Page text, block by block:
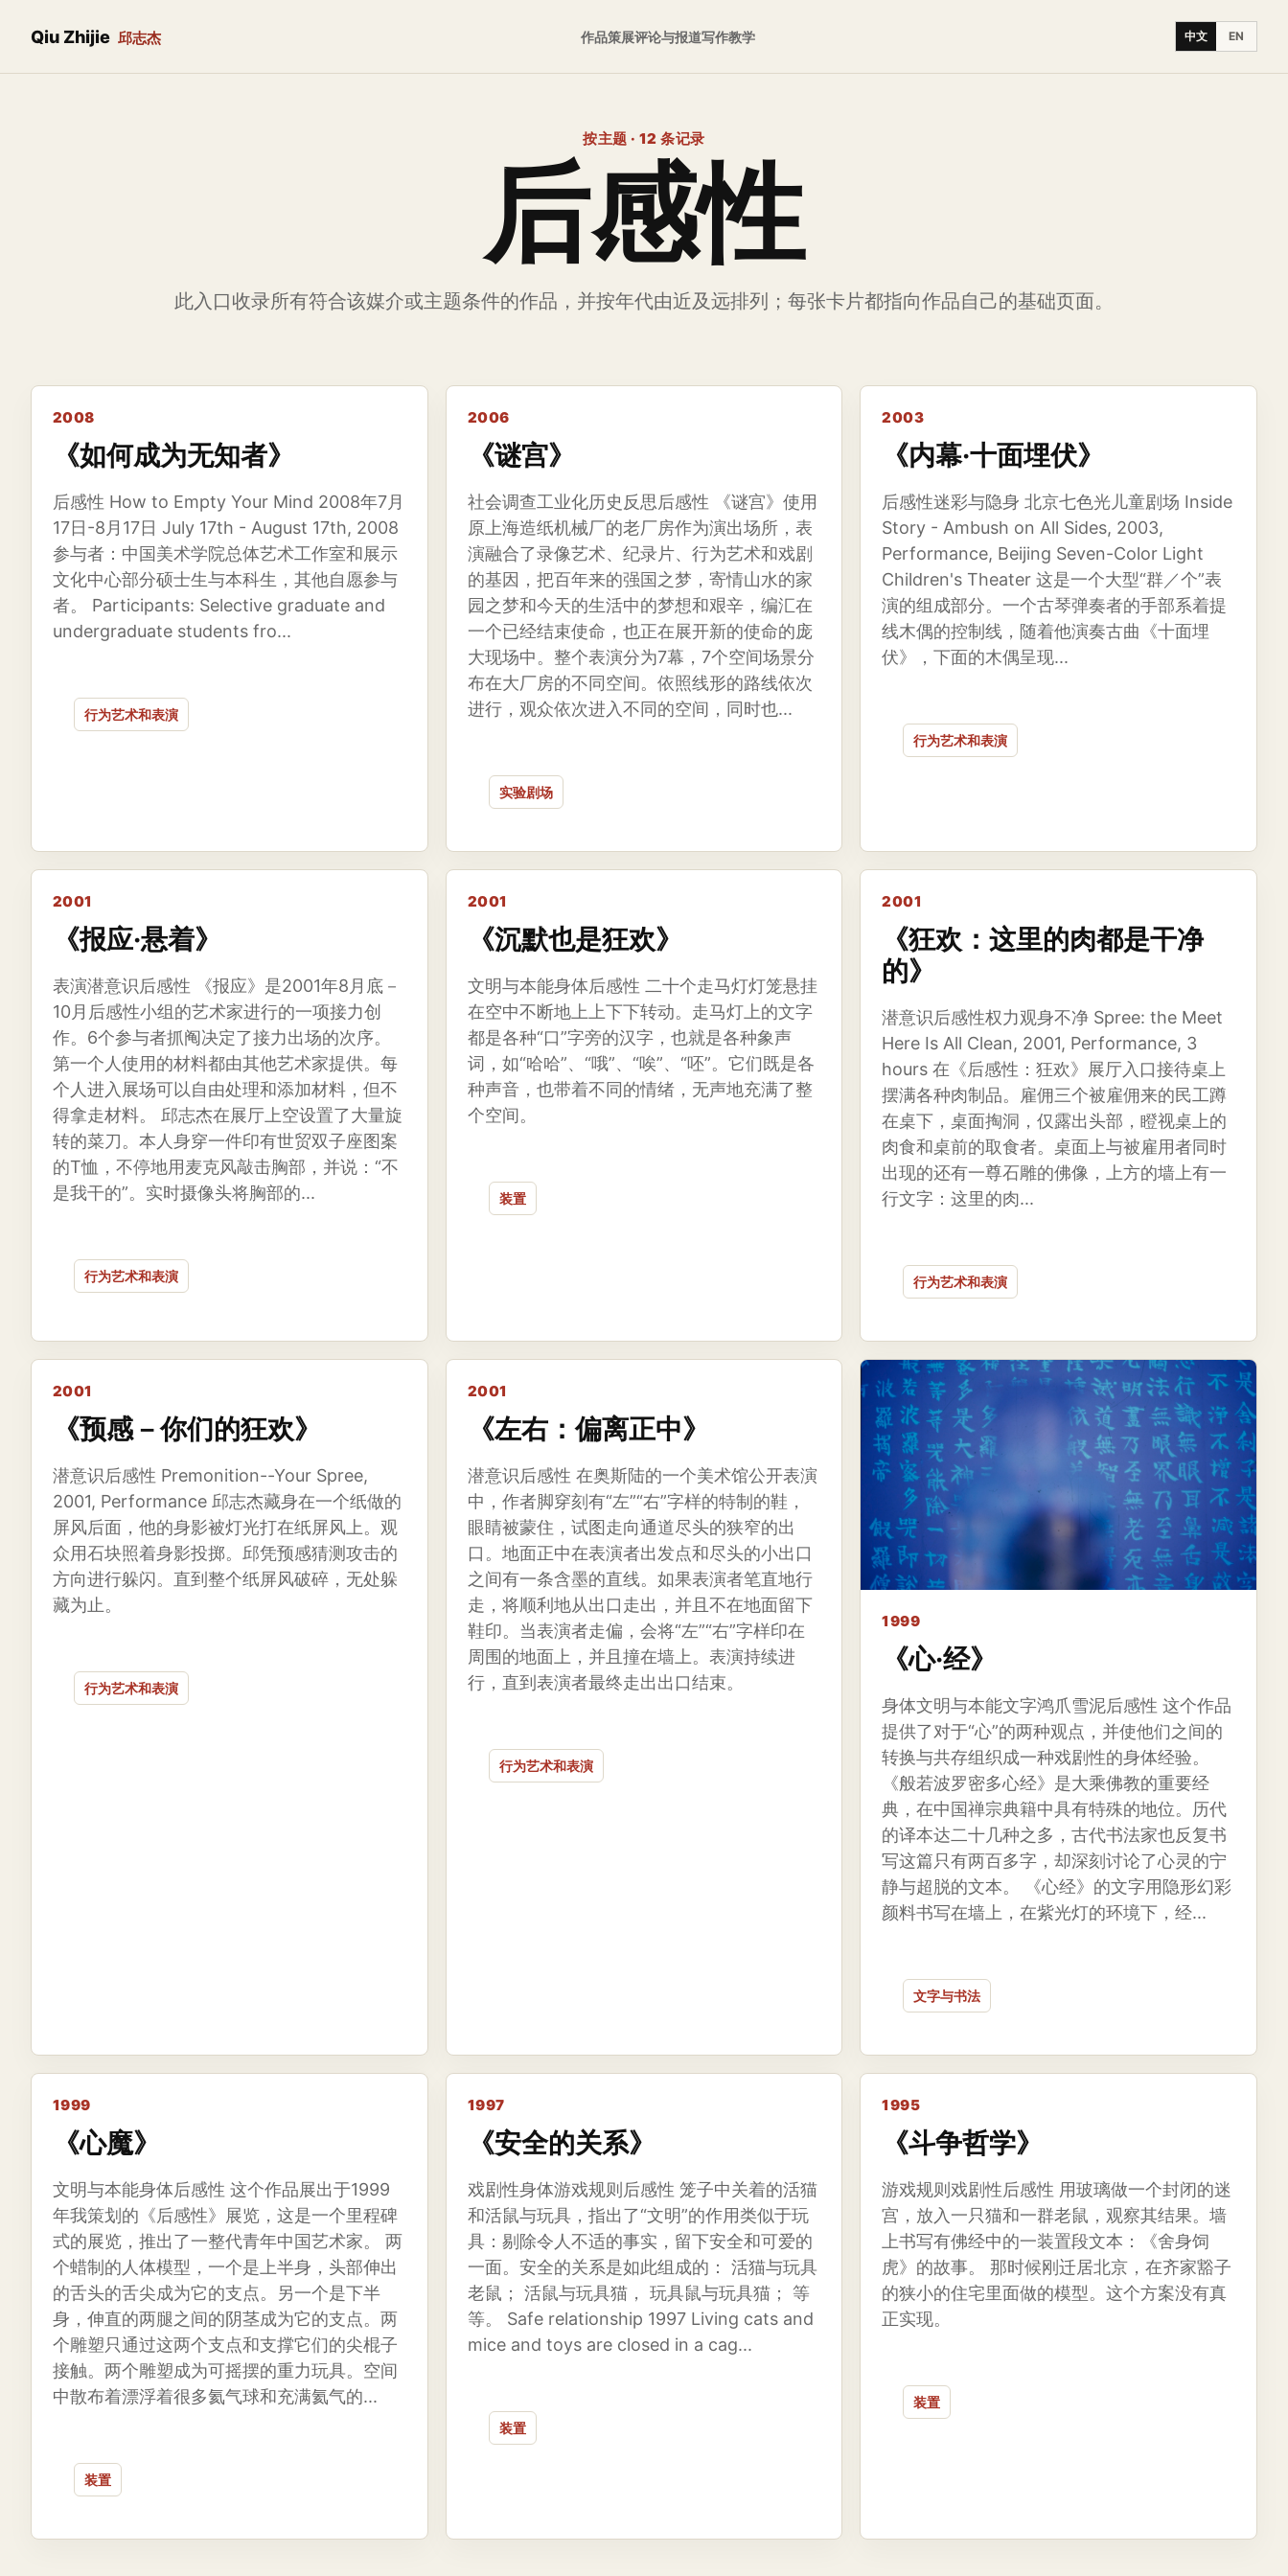
Qiu Zhijie 邱志杰 作品策展评论与报道写作教学 中文 EN
按主题 · 12 条记录
后感性
此入口收录所有符合该媒介或主题条件的作品，并按年代由近及远排列；每张卡片都指向作品自己的基础页面。
2008
《如何成为无知者》
后感性 How to Empty Your Mind 2008年7月
17日-8月17日 July 17th - August 17th, 2008
参与者：中国美术学院总体艺术工作室和展示
文化中心部分硕士生与本科生，其他自愿参与
者。 Participants: Selective graduate and
undergraduate students fro...
行为艺术和表演
2006
《谜宫》
社会调查工业化历史反思后感性 《谜宫》使用
原上海造纸机械厂的老厂房作为演出场所，表
演融合了录像艺术、纪录片、行为艺术和戏剧
的基因，把百年来的强国之梦，寄情山水的家
园之梦和今天的生活中的梦想和艰辛，编汇在
一个已经结束使命，也正在展开新的使命的庞
大现场中。整个表演分为7幕，7个空间场景分
布在大厂房的不同空间。依照线形的路线依次
进行，观众依次进入不同的空间，同时也...
实验剧场
2003
《内幕·十面埋伏》
后感性迷彩与隐身 北京七色光儿童剧场 Inside
Story - Ambush on All Sides, 2003,
Performance, Beijing Seven-Color Light
Children's Theater 这是一个大型“群／个”表
演的组成部分。一个古琴弹奏者的手部系着提
线木偶的控制线，随着他演奏古曲《十面埋
伏》，下面的木偶呈现...
行为艺术和表演
2001
《报应·悬着》
表演潜意识后感性 《报应》是2001年8月底－
10月后感性小组的艺术家进行的一项接力创
作。6个参与者抓阄决定了接力出场的次序。
第一个人使用的材料都由其他艺术家提供。每
个人进入展场可以自由处理和添加材料，但不
得拿走材料。 邱志杰在展厅上空设置了大量旋
转的菜刀。本人身穿一件印有世贸双子座图案
的T恤，不停地用麦克风敲击胸部，并说：“不
是我干的”。实时摄像头将胸部的...
行为艺术和表演
2001
《沉默也是狂欢》
文明与本能身体后感性 二十个走马灯灯笼悬挂
在空中不断地上上下下转动。走马灯上的文字
都是各种“口”字旁的汉字，也就是各种象声
词，如“哈哈”、“哦”、“唉”、“呸”。它们既是各
种声音，也带着不同的情绪，无声地充满了整
个空间。
装置
2001
《狂欢：这里的肉都是干净
的》
潜意识后感性权力观身不净 Spree: the Meet
Here Is All Clean, 2001, Performance, 3
hours 在《后感性：狂欢》展厅入口接待桌上
摆满各种肉制品。雇佣三个被雇佣来的民工蹲
在桌下，桌面掏洞，仅露出头部，瞪视桌上的
肉食和桌前的取食者。桌面上与被雇用者同时
出现的还有一尊石雕的佛像，上方的墙上有一
行文字：这里的肉...
行为艺术和表演
2001
《预感－你们的狂欢》
潜意识后感性 Premonition--Your Spree,
2001, Performance 邱志杰藏身在一个纸做的
屏风后面，他的身影被灯光打在纸屏风上。观
众用石块照着身影投掷。邱凭预感猜测攻击的
方向进行躲闪。直到整个纸屏风破碎，无处躲
藏为止。
行为艺术和表演
2001
《左右：偏离正中》
潜意识后感性 在奥斯陆的一个美术馆公开表演
中，作者脚穿刻有“左”“右”字样的特制的鞋，
眼睛被蒙住，试图走向通道尽头的狭窄的出
口。地面正中在表演者出发点和尽头的小出口
之间有一条含墨的直线。如果表演者笔直地行
走，将顺利地从出口走出，并且不在地面留下
鞋印。当表演者走偏，会将“左”“右”字样印在
周围的地面上，并且撞在墙上。表演持续进
行，直到表演者最终走出出口结束。
行为艺术和表演
1999
《心·经》
身体文明与本能文字鸿爪雪泥后感性 这个作品
提供了对于“心”的两种观点，并使他们之间的
转换与共存组织成一种戏剧性的身体经验。
《般若波罗密多心经》是大乘佛教的重要经
典，在中国禅宗典籍中具有特殊的地位。历代
的译本达二十几种之多，古代书法家也反复书
写这篇只有两百多字，却深刻讨论了心灵的宁
静与超脱的文本。 《心经》的文字用隐形幻彩
颜料书写在墙上，在紫光灯的环境下，经...
文字与书法
1999
《心魔》
文明与本能身体后感性 这个作品展出于1999
年我策划的《后感性》展览，这是一个里程碑
式的展览，推出了一整代青年中国艺术家。 两
个蜡制的人体模型，一个是上半身，头部伸出
的舌头的舌尖成为它的支点。另一个是下半
身，伸直的两腿之间的阴茎成为它的支点。两
个雕塑只通过这两个支点和支撑它们的尖棍子
接触。两个雕塑成为可摇摆的重力玩具。空间
中散布着漂浮着很多氦气球和充满氦气的...
装置
1997
《安全的关系》
戏剧性身体游戏规则后感性 笼子中关着的活猫
和活鼠与玩具，指出了“文明”的作用类似于玩
具：剔除令人不适的事实，留下安全和可爱的
一面。安全的关系是如此组成的： 活猫与玩具
老鼠； 活鼠与玩具猫， 玩具鼠与玩具猫； 等
等。 Safe relationship 1997 Living cats and
mice and toys are closed in a cag...
装置
1995
《斗争哲学》
游戏规则戏剧性后感性 用玻璃做一个封闭的迷
宫，放入一只猫和一群老鼠，观察其结果。墙
上书写有佛经中的一装置段文本：《舍身饲
虎》的故事。 那时候刚迁居北京，在齐家豁子
的狭小的住宅里面做的模型。这个方案没有真
正实现。
装置